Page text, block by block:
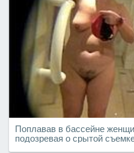
Поплавав в бассейне
подозревая о срытой